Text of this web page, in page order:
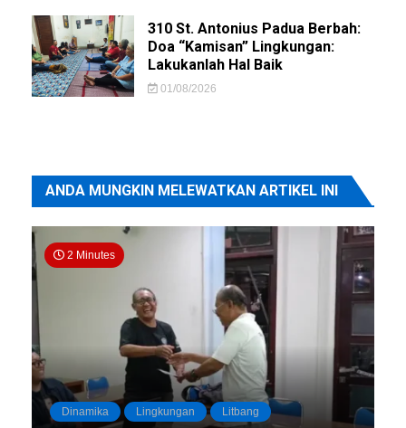
310 St. Antonius Padua Berbah:
Doa “Kamisan” Lingkungan:
Lakukanlah Hal Baik
01/08/2026
ANDA MUNGKIN MELEWATKAN ARTIKEL INI
2 Minutes
Dinamika Lingkungan Litbang